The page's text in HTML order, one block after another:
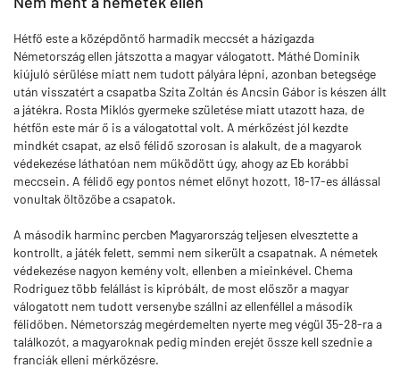
Hétfő este a középdöntő harmadik meccsét a házigazda
Németország ellen játszotta a magyar válogatott. Máthé Dominik
kiújuló sérülése miatt nem tudott pályára lépni, azonban betegsége
után visszatért a csapatba Szita Zoltán és Ancsin Gábor is készen állt
a játékra. Rosta Miklós gyermeke születése miatt utazott haza, de
hétfőn este már ő is a válogatottal volt. A mérkőzést jól kezdte
mindkét csapat, az első félidő szorosan is alakult, de a magyarok
védekezése láthatóan nem működött úgy, ahogy az Eb korábbi
meccsein. A félidő egy pontos német előnyt hozott, 18-17-es állással
vonultak öltözőbe a csapatok.
A második harminc percben Magyarország teljesen elvesztette a
kontrollt, a játék felett, semmi nem sikerült a csapatnak. A németek
védekezése nagyon kemény volt, ellenben a mieinkével. Chema
Rodriguez több felállást is kipróbált, de most először a magyar
válogatott nem tudott versenybe szállni az ellenféllel a második
félidőben. Németország megérdemelten nyerte meg végül 35-28-ra a
találkozót, a magyaroknak pedig minden erejét össze kell szednie a
franciák elleni mérkőzésre.